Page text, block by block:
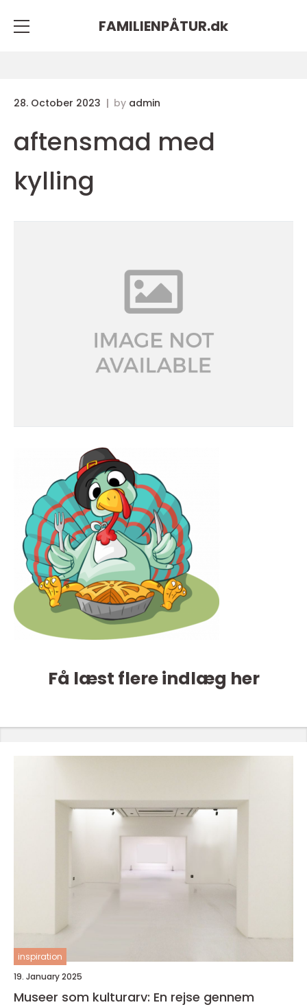
FAMILIENPÅTUR.dk
28. October 2023 by admin
aftensmad med
kylling
Få læst flere indlæg her
inspiration
19. January 2025
Museer som kulturarv: En rejse gennem